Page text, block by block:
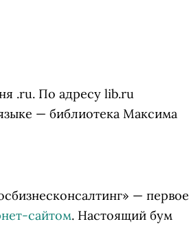
.ru. По адресу lib.ru
— библиотека Максима
— первое
сайтом. Настоящий бум